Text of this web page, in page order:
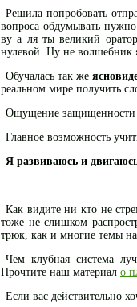
Решила попробовать
вопроса обдумывать
ву а ля ты великий
нулевой. Ну не волшебник
Обучалась так же
реальном мире получить
Ощущение защищенности
Главное возможность
Я развиваюсь и
Как видите ни кто не
тоже не слишком
трюк, как и многие темы
Чем клубная система
Прочтите наш материал о
Если вас действительно